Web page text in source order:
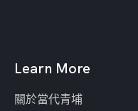
Learn More
關於當代青埔